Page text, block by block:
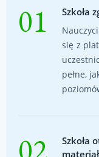
01 Szkoła
się z
pełne,
Szkoła